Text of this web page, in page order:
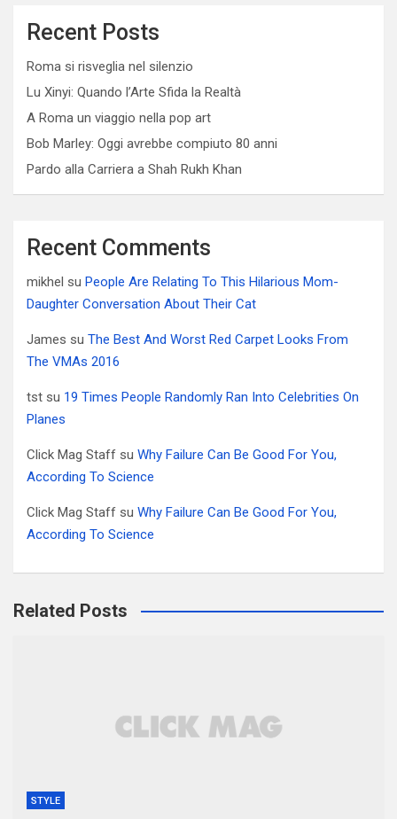
Recent Posts
Roma si risveglia nel silenzio
Lu Xinyi: Quando l’Arte Sfida la Realtà
A Roma un viaggio nella pop art
Bob Marley: Oggi avrebbe compiuto 80 anni
Pardo alla Carriera a Shah Rukh Khan
Recent Comments
mikhel su People Are Relating To This Hilarious Mom-
Daughter Conversation About Their Cat
James su The Best And Worst Red Carpet Looks From
The VMAs 2016
tst su 19 Times People Randomly Ran Into Celebrities On
Planes
Click Mag Staff su Why Failure Can Be Good For You,
According To Science
Click Mag Staff su Why Failure Can Be Good For You,
According To Science
Related Posts
STYLE